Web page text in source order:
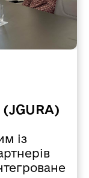
(JGURA)
із